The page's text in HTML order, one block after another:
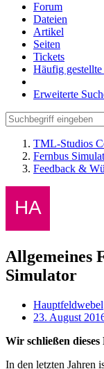
Forum
Dateien
Artikel
Seiten
Tickets
Häufig gestellte
Erweiterte
TML-Studios
Fernbus
Feedback &
Allgemeines
Simulator
Hauptfeldwebel
23. August
Wir schließen
In den letzten Jahren